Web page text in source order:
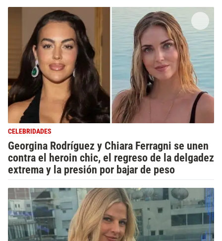
CELEBRIDADES
Georgina Rodríguez y Chiara Ferragni se unen
contra el heroin chic, el regreso de la delgadez
extrema y la presión por bajar de peso